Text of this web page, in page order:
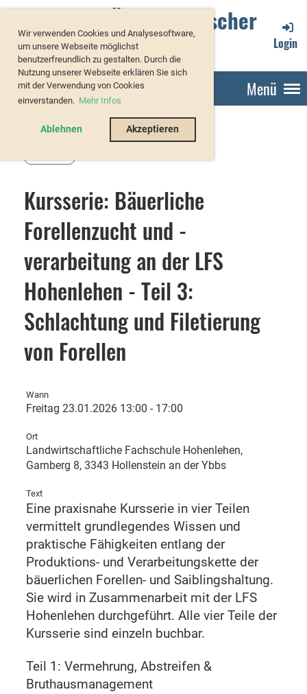
Wir verwenden Cookies und Analysesoftware,
um unsere Webseite möglichst
benutzerfreundlich zu gestalten. Durch die
Nutzung unserer Webseite erklären Sie sich
mit der Verwendung von Cookies
einverstanden. Mehr Infos
Ablehnen Akzeptieren
Verband Österreichischer
Forellenzüchter
Login
Menü
Kursserie: Bäuerliche
Forellenzucht und -
verarbeitung an der LFS
Hohenlehen - Teil 3:
Schlachtung und Filetierung
von Forellen
Wann
Freitag 23.01.2026 13:00 - 17:00
Ort
Landwirtschaftliche Fachschule Hohenlehen,
Garnberg 8, 3343 Hollenstein an der Ybbs
Text
Eine praxisnahe Kursserie in vier Teilen
vermittelt grundlegendes Wissen und
praktische Fähigkeiten entlang der
Produktions- und Verarbeitungskette der
bäuerlichen Forellen- und Saiblingshaltung.
Sie wird in Zusammenarbeit mit der LFS
Hohenlehen durchgeführt. Alle vier Teile der
Kursserie sind einzeln buchbar.
Teil 1: Vermehrung, Abstreifen &
Bruthausmanagement